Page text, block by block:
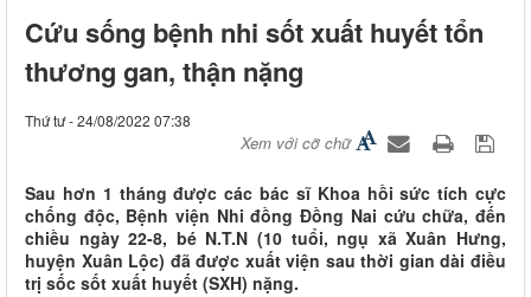
Cứu sống bệnh nhi sốt xuất huyết tổn
thương gan, thận nặng
Thứ tư - 24/08/2022 07:38
Xem với cỡ chữ
Sau hơn 1 tháng được các bác sĩ Khoa hồi sức tích cực
chống độc, Bệnh viện Nhi đồng Đồng Nai cứu chữa, đến
chiều ngày 22-8, bé N.T.N (10 tuổi, ngụ xã Xuân Hưng,
huyện Xuân Lộc) đã được xuất viện sau thời gian dài điều
trị sốc sốt xuất huyết (SXH) nặng.